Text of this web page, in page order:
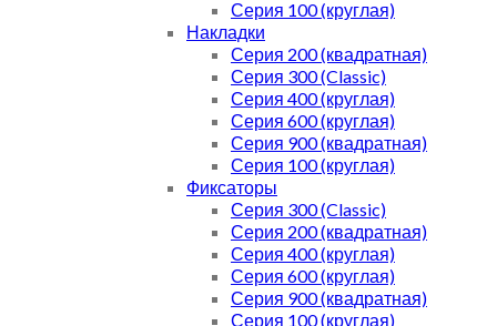
Серия 100 (круглая)
Накладки
Серия 200 (квадратная)
Серия 300 (Classic)
Серия 400 (круглая)
Серия 600 (круглая)
Серия 900 (квадратная)
Серия 100 (круглая)
Фиксаторы
Серия 300 (Classic)
Серия 200 (квадратная)
Серия 400 (круглая)
Серия 600 (круглая)
Серия 900 (квадратная)
Серия 100 (круглая)